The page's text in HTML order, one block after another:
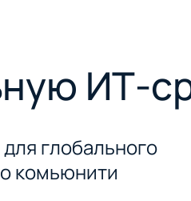
глобального
комьюнити